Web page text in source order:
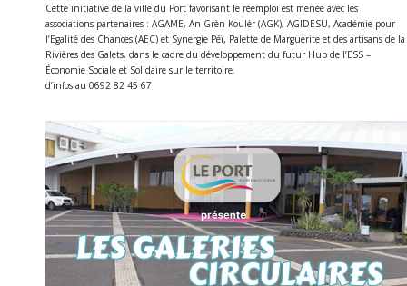
Cette initiative de la ville du Port favorisant le réemploi est menée avec les
associations partenaires : AGAME, An Grèn Koulér (AGK), AGIDESU, Académie pour
l’Egalité des Chances (AEC) et Synergie Péï, Palette de Marguerite et des artisans de la
Rivières des Galets, dans le cadre du développement du futur Hub de l’ESS –
Économie Sociale et Solidaire sur le territoire.
d’infos au 0692 82 45 67